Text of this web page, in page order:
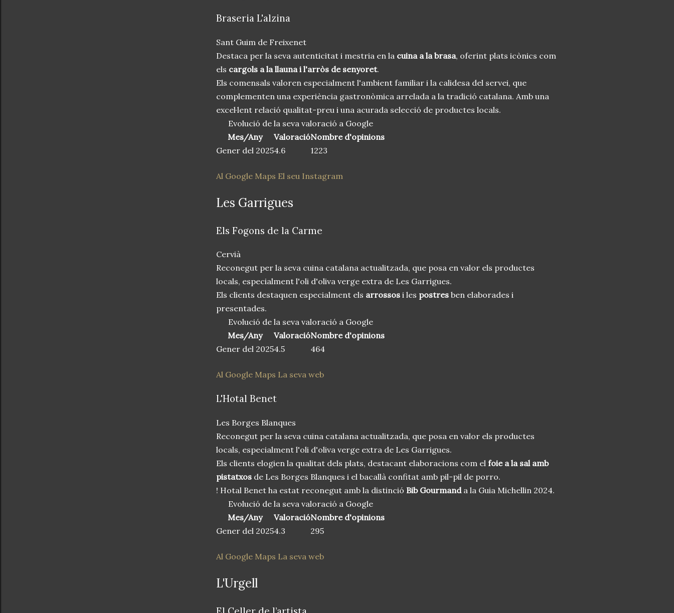
Braseria L'alzina
Sant Guim de Freixenet
Destaca per la seva autenticitat i mestria en la cuina a la brasa, oferint plats icònics com
els cargols a la llauna i l'arròs de senyoret.
Els comensals valoren especialment l'ambient familiar i la calidesa del servei, que
complementen una experiència gastronòmica arrelada a la tradició catalana. Amb una
excel·lent relació qualitat-preu i una acurada selecció de productes locals.
Evolució de la seva valoració a Google
Mes/Any
ValoracióNombre d'opinions
Gener del 20254.6 1223
Al Google Maps El seu Instagram
Les Garrigues
Els Fogons de la Carme
Cervià
Reconegut per la seva cuina catalana actualitzada, que posa en valor els productes
locals, especialment l'oli d'oliva verge extra de Les Garrigues.
Els clients destaquen especialment els arrossos i les postres ben elaborades i
presentades.
Evolució de la seva valoració a Google
Mes/Any
ValoracióNombre d'opinions
Gener del 20254.5 464
Al Google Maps La seva web
L'Hotal Benet
Les Borges Blanques
Reconegut per la seva cuina catalana actualitzada, que posa en valor els productes
locals, especialment l'oli d'oliva verge extra de Les Garrigues.
Els clients elogien la qualitat dels plats, destacant elaboracions com el foie a la sal amb
pistatxos de Les Borges Blanques i el bacallà confitat amb pil-pil de porro.
! Hotal Benet ha estat reconegut amb la distinció Bib Gourmand a la Guia Michellin 2024.
Evolució de la seva valoració a Google
Mes/Any
ValoracióNombre d'opinions
Gener del 20254.3 295
Al Google Maps La seva web
L'Urgell